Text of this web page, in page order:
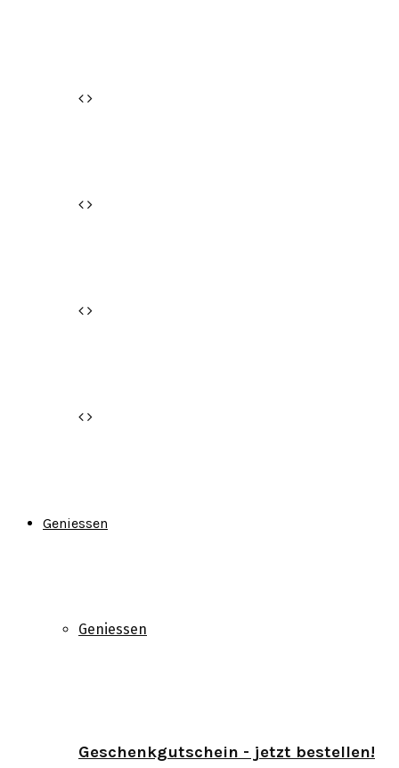
Geniessen
Geniessen
Geschenkgutschein - jetzt bestellen!